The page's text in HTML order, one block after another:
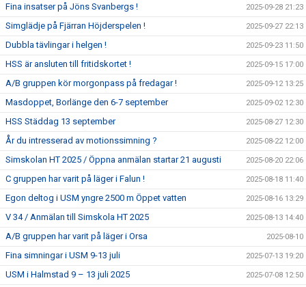
Fina insatser på Jöns Svanbergs ! 2025-09-28 21:23
Simglädje på Fjärran Höjderspelen ! 2025-09-27 22:13
Dubbla tävlingar i helgen ! 2025-09-23 11:50
HSS är ansluten till fritidskortet ! 2025-09-15 17:00
A/B gruppen kör morgonpass på fredagar ! 2025-09-12 13:25
Masdoppet, Borlänge den 6-7 september 2025-09-02 12:30
HSS Städdag 13 september 2025-08-27 12:30
År du intresserad av motionssimning ? 2025-08-22 12:00
Simskolan HT 2025 / Öppna anmälan startar 21 augusti 2025-08-20 22:06
C gruppen har varit på läger i Falun ! 2025-08-18 11:40
Egon deltog i USM yngre 2500 m Öppet vatten 2025-08-16 13:29
V 34 / Anmälan till Simskola HT 2025 2025-08-13 14:40
A/B gruppen har varit på läger i Orsa 2025-08-10
Fina simningar i USM 9-13 juli 2025-07-13 19:20
USM i Halmstad 9 – 13 juli 2025 2025-07-08 12:50